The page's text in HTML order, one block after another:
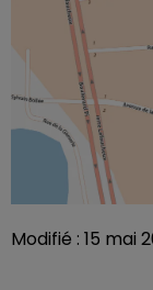
Modifié : 15 mai